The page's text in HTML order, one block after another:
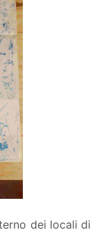
dei locali di